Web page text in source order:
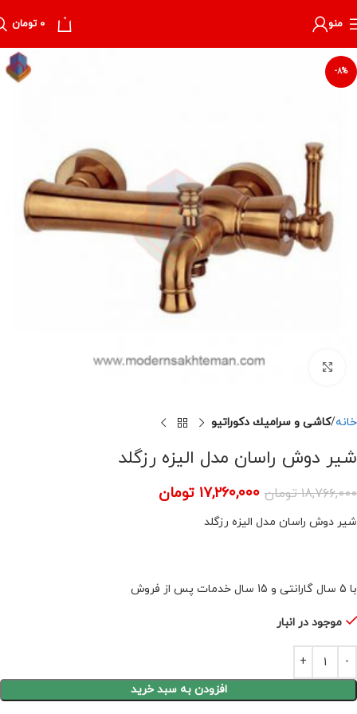
منو 0 ۰ تومان
-8%
برای بزرگنمایی کلیک کنید
خانه كاشى و سراميك دكوراتيو
شیر دوش راسان مدل الیزه رزگلد
۱۸,۷۶۶,۰۰۰ تومان ۱۷,۲۶۰,۰۰۰ تومان
شیر دوش راسان مدل الیزه رزگلد
با 5 سال گارانتی و 15 سال خدمات پس از فروش
موجود در انبار
افزودن به سبد خرید